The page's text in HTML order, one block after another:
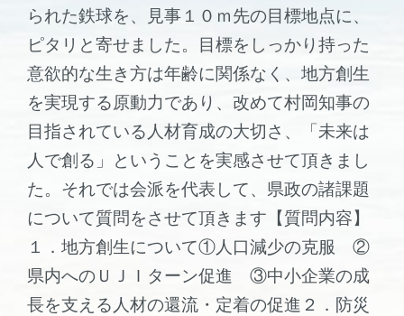
られた鉄球を、見事１０ｍ先の目標地点に、
ピタリと寄せました。目標をしっかり持った
意欲的な生き方は年齢に関係なく、地方創生
を実現する原動力であり、改めて村岡知事の
目指されている人材育成の大切さ、「未来は
人で創る」ということを実感させて頂きまし
た。それでは会派を代表して、県政の諸課題
について質問をさせて頂きます【質問内容】
１．地方創生について①人口減少の克服 ②
県内へのＵＪＩターン促進 ③中小企業の成
長を支える人材の還流・定着の促進２．防災